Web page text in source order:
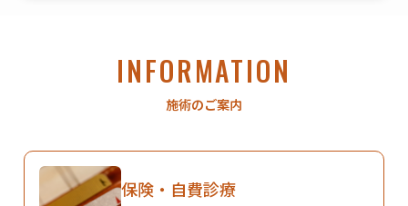
INFORMATION
施術のご案内
保険・自費診療